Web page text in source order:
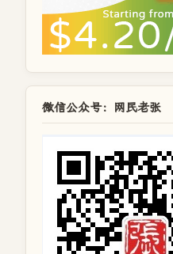
微信公众号：网民老张